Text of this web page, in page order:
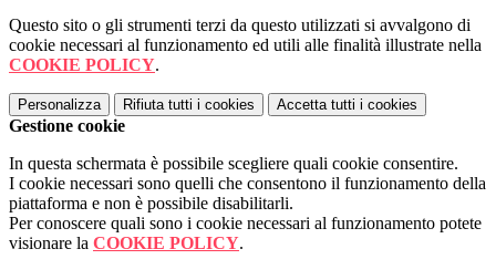
Questo sito o gli strumenti terzi da questo utilizzati si avvalgono di
cookie necessari al funzionamento ed utili alle finalità illustrate nella
COOKIE POLICY.
Personalizza Rifiuta tutti i cookies Accetta tutti i cookies
Gestione cookie
In questa schermata è possibile scegliere quali cookie consentire.
I cookie necessari sono quelli che consentono il funzionamento della
piattaforma e non è possibile disabilitarli.
Per conoscere quali sono i cookie necessari al funzionamento potete
visionare la COOKIE POLICY.